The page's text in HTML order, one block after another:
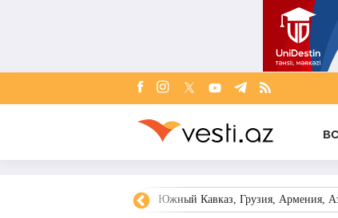
Южный Кавказ, Грузия, Армения,